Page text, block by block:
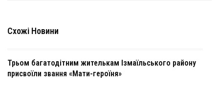
Схожі Новини
Трьом багатодітним жителькам Ізмаїльського району
присвоїли звання «Мати-героїня»